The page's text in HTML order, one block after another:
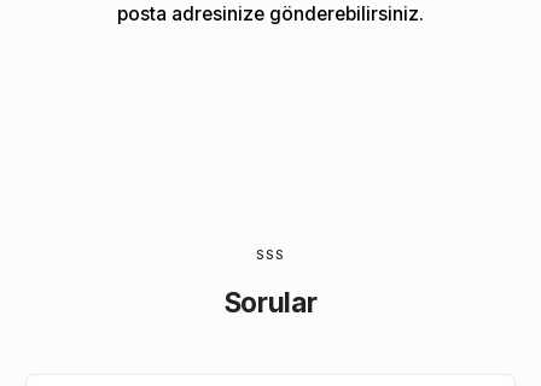
posta adresinize gönderebilirsiniz.
SSS
Sorular